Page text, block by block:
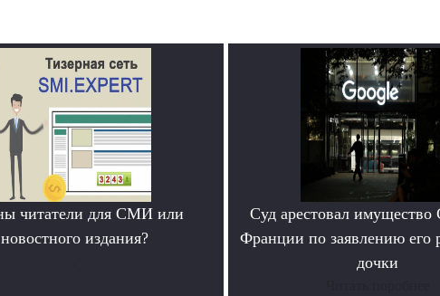
читатели для СМИ или
новостного издания?
Суд арестовал имущество
Франции по заявлению его
дочки